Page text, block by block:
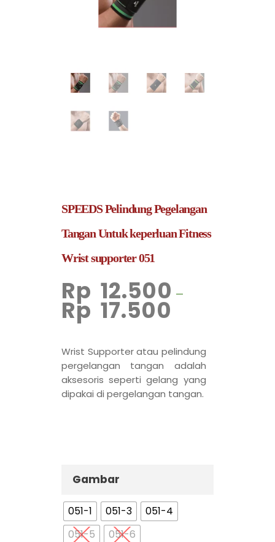
SPEEDS Pelindung Pegelangan
Tangan Untuk keperluan Fitness
Wrist supporter 051
Rp 12.500 –
Rp 17.500
Wrist Supporter atau pelindung
pergelangan tangan adalah
aksesoris seperti gelang yang
dipakai di pergelangan tangan.
Gambar
051-1 051-3
051-4
051-5
051-6